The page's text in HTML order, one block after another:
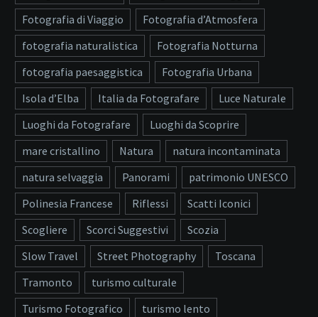
Fotografia di Viaggio
Fotografia d’Atmosfera
fotografia naturalistica
Fotografia Notturna
fotografia paesaggistica
Fotografia Urbana
Isola d’Elba
Italia da Fotografare
Luce Naturale
Luoghi da Fotografare
Luoghi da Scoprire
mare cristallino
Natura
natura incontaminata
natura selvaggia
Panorami
patrimonio UNESCO
Polinesia Francese
Riflessi
Scatti Iconici
Scogliere
Scorci Suggestivi
Scozia
Slow Travel
Street Photography
Toscana
Tramonto
turismo culturale
Turismo Fotografico
turismo lento